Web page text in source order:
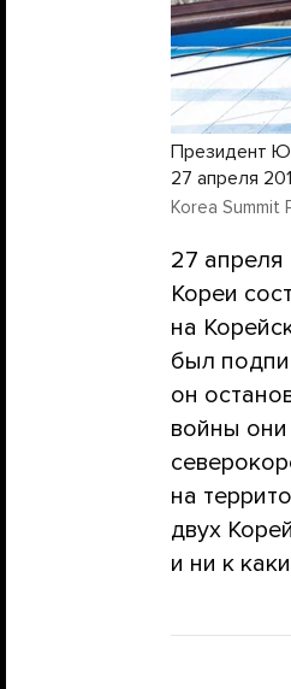
Президент
27 апреля
Korea Summit
27
Кореи
на
был
он
войны они
на
двух
и ни к